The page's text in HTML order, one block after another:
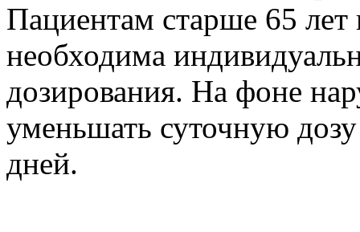
Пациентам старше 65 лет
необходима
дозирования. На фоне
уменьшать суточную
дней.